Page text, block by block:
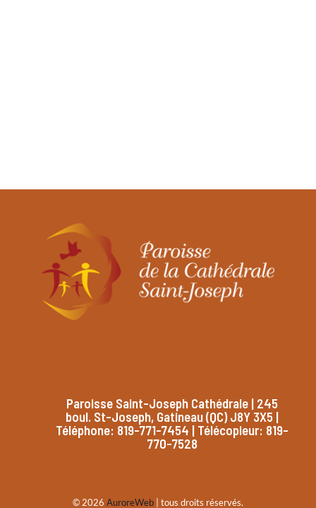
Paroisse Saint-Joseph Cathédrale | 245
boul. St-Joseph, Gatineau (QC) J8Y 3X5 |
Téléphone: 819-771-7454 | Télécopieur: 819-
770-7528
© 2026 AuroreWeb | tous droits réservés.